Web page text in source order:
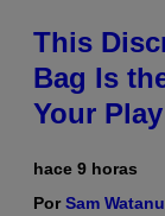
This
Bag Is
Your
hace 9 horas
PorSam